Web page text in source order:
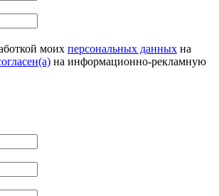
моих персональных данных на
на информационно-рекламную